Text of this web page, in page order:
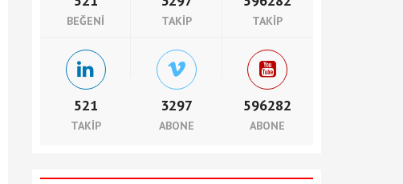
BEĞENI TAKIP TAKIP
521
TAKIP
3297
ABONE
596282
ABONE